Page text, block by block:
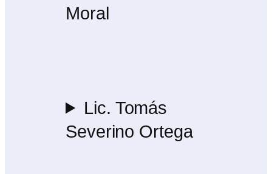
Moral
Lic. Tomás
Severino Ortega